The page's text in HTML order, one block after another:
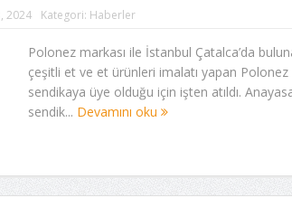
2024 Kategori: Haberler
Polonez markası ile İstanbul Çatalca’da
çeşitli et ve et ürünleri imalatı yapan Polonez
sendikaya üye olduğu için işten atıldı.
sendik... Devamını oku